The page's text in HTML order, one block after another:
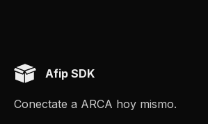
Afip SDK
Conectate a ARCA hoy mismo.